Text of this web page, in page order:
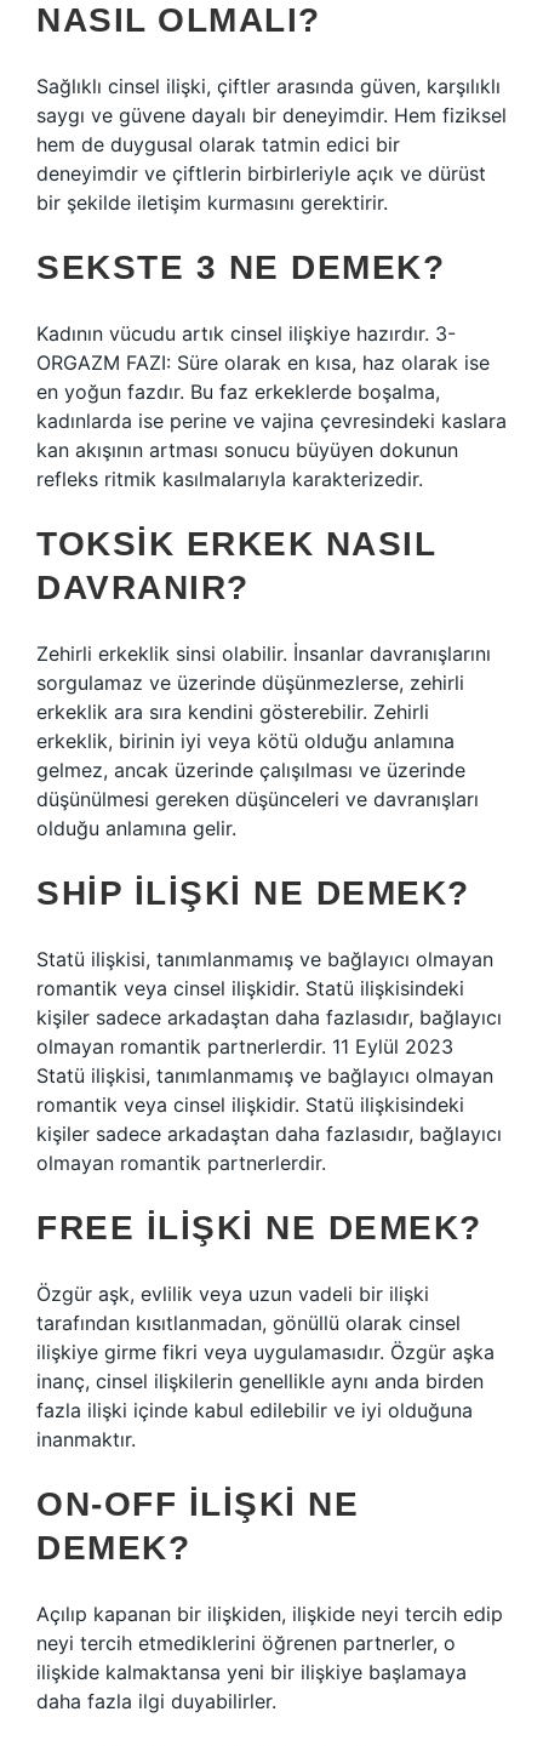
NASIL OLMALI?
Sağlıklı cinsel ilişki, çiftler arasında güven, karşılıklı
saygı ve güvene dayalı bir deneyimdir. Hem fiziksel
hem de duygusal olarak tatmin edici bir
deneyimdir ve çiftlerin birbirleriyle açık ve dürüst
bir şekilde iletişim kurmasını gerektirir.
SEKSTE 3 NE DEMEK?
Kadının vücudu artık cinsel ilişkiye hazırdır. 3-
ORGAZM FAZI: Süre olarak en kısa, haz olarak ise
en yoğun fazdır. Bu faz erkeklerde boşalma,
kadınlarda ise perine ve vajina çevresindeki kaslara
kan akışının artması sonucu büyüyen dokunun
refleks ritmik kasılmalarıyla karakterizedir.
TOKSIK ERKEK NASIL
DAVRANIR?
Zehirli erkeklik sinsi olabilir. İnsanlar davranışlarını
sorgulamaz ve üzerinde düşünmezlerse, zehirli
erkeklik ara sıra kendini gösterebilir. Zehirli
erkeklik, birinin iyi veya kötü olduğu anlamına
gelmez, ancak üzerinde çalışılması ve üzerinde
düşünülmesi gereken düşünceleri ve davranışları
olduğu anlamına gelir.
SHIP ILIŞKI NE DEMEK?
Statü ilişkisi, tanımlanmamış ve bağlayıcı olmayan
romantik veya cinsel ilişkidir. Statü ilişkisindeki
kişiler sadece arkadaştan daha fazlasıdır, bağlayıcı
olmayan romantik partnerlerdir. 11 Eylül 2023
Statü ilişkisi, tanımlanmamış ve bağlayıcı olmayan
romantik veya cinsel ilişkidir. Statü ilişkisindeki
kişiler sadece arkadaştan daha fazlasıdır, bağlayıcı
olmayan romantik partnerlerdir.
FREE ILIŞKI NE DEMEK?
Özgür aşk, evlilik veya uzun vadeli bir ilişki
tarafından kısıtlanmadan, gönüllü olarak cinsel
ilişkiye girme fikri veya uygulamasıdır. Özgür aşka
inanç, cinsel ilişkilerin genellikle aynı anda birden
fazla ilişki içinde kabul edilebilir ve iyi olduğuna
inanmaktır.
ON-OFF ILIŞKI NE
DEMEK?
Açılıp kapanan bir ilişkiden, ilişkide neyi tercih edip
neyi tercih etmediklerini öğrenen partnerler, o
ilişkide kalmaktansa yeni bir ilişkiye başlamaya
daha fazla ilgi duyabilirler.